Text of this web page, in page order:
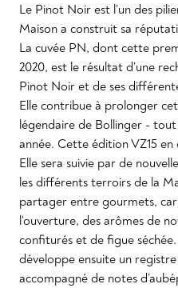
Le Pinot Noir est l’un des
Maison a construit sa
La cuvée PN, dont cette
2020, est le résultat d’une
Pinot Noir et de ses
Elle contribue à prolonger
légendaire de Bollinger -
année. Cette édition VZ15
Elle sera suivie par de
les différents terroirs de la
partager entre gourmets,
l’ouverture, des arômes de
confiturés et de figue
développe ensuite un
accompagné de notes